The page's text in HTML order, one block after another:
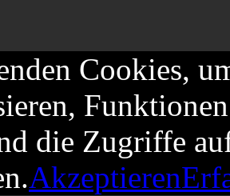
Cookies,
die Zugriffe
Akzeptieren